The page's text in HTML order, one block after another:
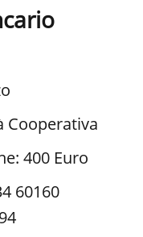
Cooperativa
400 Euro​
60160